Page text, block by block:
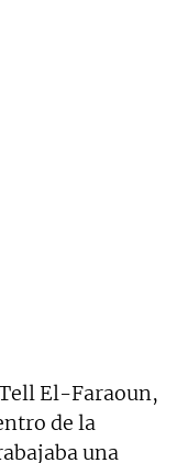
El-Faraoun,
de la
una